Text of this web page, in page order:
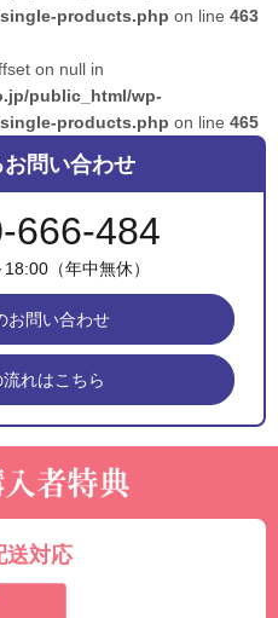
products.php on line 463
on null in
public_html/wp-
products.php on line 465
問い合わせ
666-484
（年中無休）
お問い合わせ
れはこちら
送対応